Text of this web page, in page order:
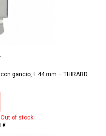
gancio, L 44 mm – THIRARD
Out of stock
€